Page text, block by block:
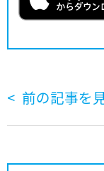
前の記事を